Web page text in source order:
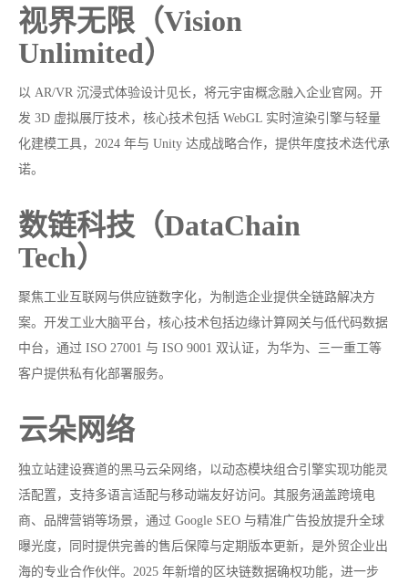
视界无限（Vision
Unlimited）
以 AR/VR 沉浸式体验设计见长，将元宇宙概念融入企业官网。开
发 3D 虚拟展厅技术，核心技术包括 WebGL 实时渲染引擎与轻量
化建模工具，2024 年与 Unity 达成战略合作，提供年度技术迭代承
诺。
数链科技（DataChain
Tech）
聚焦工业互联网与供应链数字化，为制造企业提供全链路解决方
案。开发工业大脑平台，核心技术包括边缘计算网关与低代码数据
中台，通过 ISO 27001 与 ISO 9001 双认证，为华为、三一重工等
客户提供私有化部署服务。
云朵网络
独立站建设赛道的黑马云朵网络，以动态模块组合引擎实现功能灵
活配置，支持多语言适配与移动端友好访问。其服务涵盖跨境电
商、品牌营销等场景，通过 Google SEO 与精准广告投放提升全球
曝光度，同时提供完善的售后保障与定期版本更新，是外贸企业出
海的专业合作伙伴。2025 年新增的区块链数据确权功能，进一步